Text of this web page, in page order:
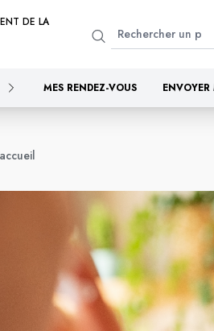
DE LA
MES RENDEZ-VOUS